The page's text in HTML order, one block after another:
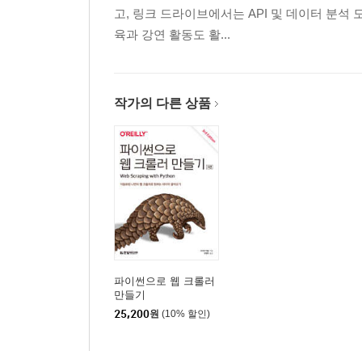
CHAPTER 18 웹 스크레이핑의 합법성과 윤리
18.1 상표? 저작권? 특허?
18.3 컴퓨터 사기와 악용에 관한 법률
18.4 robots.txt와 이용 약관
18.5 세 가지 웹 스크레이퍼 사례
__18.5.1 이베이 vs. 비더스 에지: 동산 침해
__18.5.2 미국 vs. 오언하이머: 컴퓨터 사기와 악용
__18.5.3 필드 vs. 구글: 저작권과 robots.txt
18.6 미래를 향해
고, 링크 드라이브에서는 API 및 데이터 분석
육과 강연 활동도 활...
작가의 다른 상품
파이썬으로 웹 크롤러
만들기
25,200원 (10% 할인)